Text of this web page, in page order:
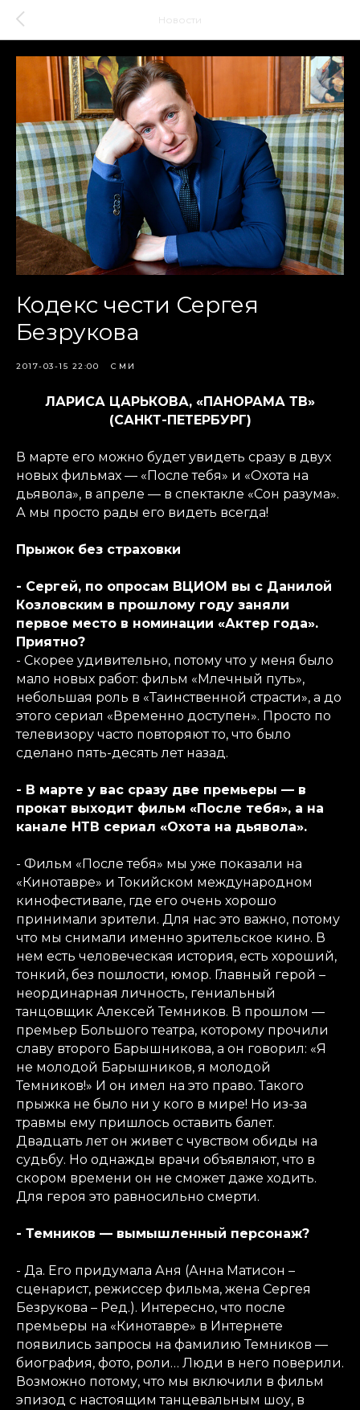
Новости
Кодекс чести Сергея
Безрукова
2017-03-15 22:00 СМИ
ЛАРИСА ЦАРЬКОВА, «ПАНОРАМА ТВ»
(САНКТ-ПЕТЕРБУРГ)
В марте его можно будет увидеть сразу в двух
новых фильмах — «После тебя» и «Охота на
дьявола», в апреле — в спектакле «Сон разума».
А мы просто рады его видеть всегда!
Прыжок без страховки
- Сергей, по опросам ВЦИОМ вы с Данилой
Козловским в прошлому году заняли
первое место в номинации «Актер года».
Приятно?
- Скорее удивительно, потому что у меня было
мало новых работ: фильм «Млечный путь»,
небольшая роль в «Таинственной страсти», а до
этого сериал «Временно доступен». Просто по
телевизору часто повторяют то, что было
сделано пять-десять лет назад.
- В марте у вас сразу две премьеры — в
прокат выходит фильм «После тебя», а на
канале НТВ сериал «Охота на дьявола».
- Фильм «После тебя» мы уже показали на
«Кинотавре» и Токийском международном
кинофестивале, где его очень хорошо
принимали зрители. Для нас это важно, потому
что мы снимали именно зрительское кино. В
нем есть человеческая история, есть хороший,
тонкий, без пошлости, юмор. Главный герой –
неординарная личность, гениальный
танцовщик Алексей Темников. В прошлом —
премьер Большого театра, которому прочили
славу второго Барышникова, а он говорил: «Я
не молодой Барышников, я молодой
Темников!» И он имел на это право. Такого
прыжка не было ни у кого в мире! Но из-за
травмы ему пришлось оставить балет.
Двадцать лет он живет с чувством обиды на
судьбу. Но однажды врачи объявляют, что в
скором времени он не сможет даже ходить.
Для героя это равносильно смерти.
- Темников — вымышленный персонаж?
- Да. Его придумала Аня (Анна Матисон –
сценарист, режиссер фильма, жена Сергея
Безрукова – Ред.). Интересно, что после
премьеры на «Кинотавре» в Интернете
появились запросы на фамилию Темников —
биография, фото, роли… Люди в него поверили.
Возможно потому, что мы включили в фильм
эпизод с настоящим танцевальным шоу, в